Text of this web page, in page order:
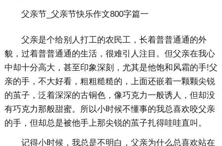
父亲节_父亲节快乐作文800字篇一
父亲是个给别人打工的农民工，长着普普通通的外
貌，过着普普通通的生活，很难引人注目。但父亲在我心
中却十分高大，甚至印象深刻，尤其是他饱和风霜的手!父
亲的手，不大好看，粗粗糙糙的，上面还嵌着一颗颗尖锐
的茧子，泛着深深的古铜色，像巧克力一般诱人，但却没
有巧克力那般甜蜜。所以小时候不懂事的我总喜欢咬父亲
的手，但却总是被他手上那尖锐的茧子扎得哇哇直叫。
记得小时候，我总是不明白，父亲为什么总喜欢站在